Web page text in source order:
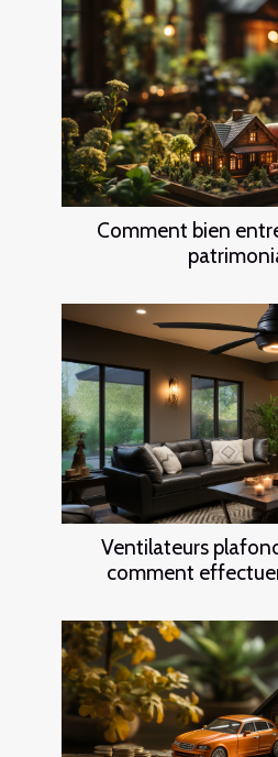
Comment bien
Ventilateurs
comment